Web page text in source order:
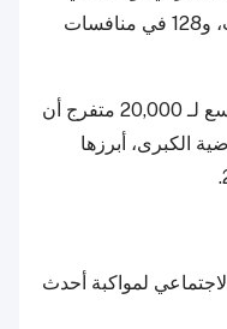
منافسات الزوجي للرجال والسيدات، و128 في منافسات
سبق لصالة لوسيل الرياضية التي تتسع لـ 20,000 متفرج أن
الكبرى، أبرزها
لمواكبة أحدث